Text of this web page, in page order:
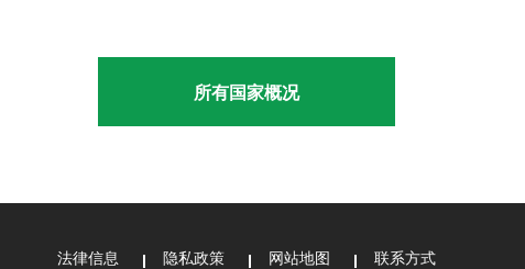
所有国家概况
法律信息 隐私政策 网站地图 联系方式